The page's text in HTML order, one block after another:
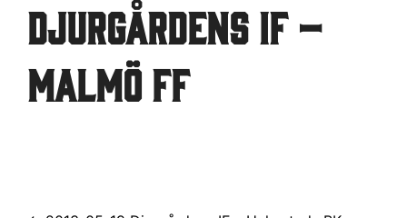
Djurgårdens IF –
Malmö FF